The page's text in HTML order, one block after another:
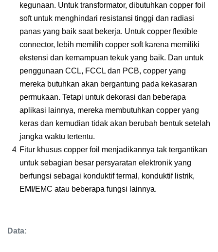
kegunaan. Untuk transformator, dibutuhkan copper foil
soft untuk menghindari resistansi tinggi dan radiasi
panas yang baik saat bekerja. Untuk copper flexible
connector, lebih memilih copper soft karena memiliki
ekstensi dan kemampuan tekuk yang baik. Dan untuk
penggunaan CCL, FCCL dan PCB, copper yang
mereka butuhkan akan bergantung pada kekasaran
permukaan. Tetapi untuk dekorasi dan beberapa
aplikasi lainnya, mereka membutuhkan copper yang
keras dan kemudian tidak akan berubah bentuk setelah
jangka waktu tertentu.
Fitur khusus copper foil menjadikannya tak tergantikan
untuk sebagian besar persyaratan elektronik yang
berfungsi sebagai konduktif termal, konduktif listrik,
EMI/EMC atau beberapa fungsi lainnya.
Data: